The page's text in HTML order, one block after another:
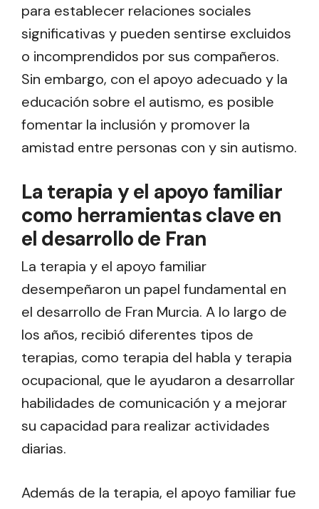
para establecer relaciones sociales
significativas y pueden sentirse excluidos
o incomprendidos por sus compañeros.
Sin embargo, con el apoyo adecuado y la
educación sobre el autismo, es posible
fomentar la inclusión y promover la
amistad entre personas con y sin autismo.
La terapia y el apoyo familiar
como herramientas clave en
el desarrollo de Fran
La terapia y el apoyo familiar
desempeñaron un papel fundamental en
el desarrollo de Fran Murcia. A lo largo de
los años, recibió diferentes tipos de
terapias, como terapia del habla y terapia
ocupacional, que le ayudaron a desarrollar
habilidades de comunicación y a mejorar
su capacidad para realizar actividades
diarias.
Además de la terapia, el apoyo familiar fue